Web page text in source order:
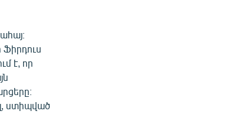
է, որ
ստիպված